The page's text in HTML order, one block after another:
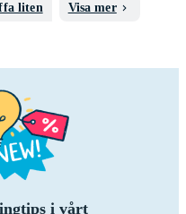
liten Visa mer
i vårt